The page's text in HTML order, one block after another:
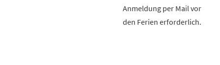
Anmeldung per Mail vor
den Ferien erforderlich.